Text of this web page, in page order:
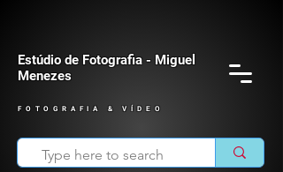
Estúdio de Fotografia - Miguel
Menezes
FOTOGRAFIA & VÍDEO